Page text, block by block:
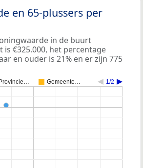
en 65-plussers per
in de buurt
is €325.000, het percentage
en ouder is 21% en er zijn 775
Gemeente… 1/2